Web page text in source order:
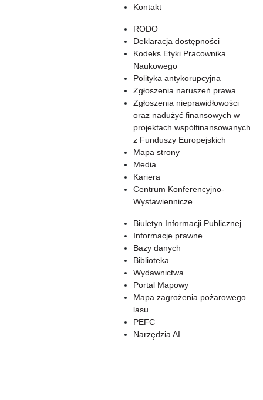
Kontakt
RODO
Deklaracja dostępności
Kodeks Etyki Pracownika
Naukowego
Polityka antykorupcyjna
Zgłoszenia naruszeń prawa
Zgłoszenia nieprawidłowości
oraz nadużyć finansowych w
projektach współfinansowanych
z Funduszy Europejskich
Mapa strony
Media
Kariera
Centrum Konferencyjno-
Wystawiennicze
Biuletyn Informacji Publicznej
Informacje prawne
Bazy danych
Biblioteka
Wydawnictwa
Portal Mapowy
Mapa zagrożenia pożarowego
lasu
PEFC
Narzędzia AI